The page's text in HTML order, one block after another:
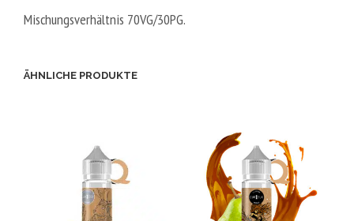
Mischungsverhältnis 70VG/30PG.
ÄHNLICHE PRODUKTE